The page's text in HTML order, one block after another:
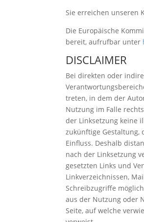
Sie erreichen unseren
Die Europäische
bereit, aufrufbar unter
DISCLAIMER
Bei direkten oder
treten, in dem der
Nutzung im Falle
der Linksetzung keine
zukünftige
Einfluss. Deshalb
nach der Linksetzung
gesetzten Links und
Linkverzeichnissen,
Schreibzugriffe
aus der Nutzung oder
Seite, auf welche